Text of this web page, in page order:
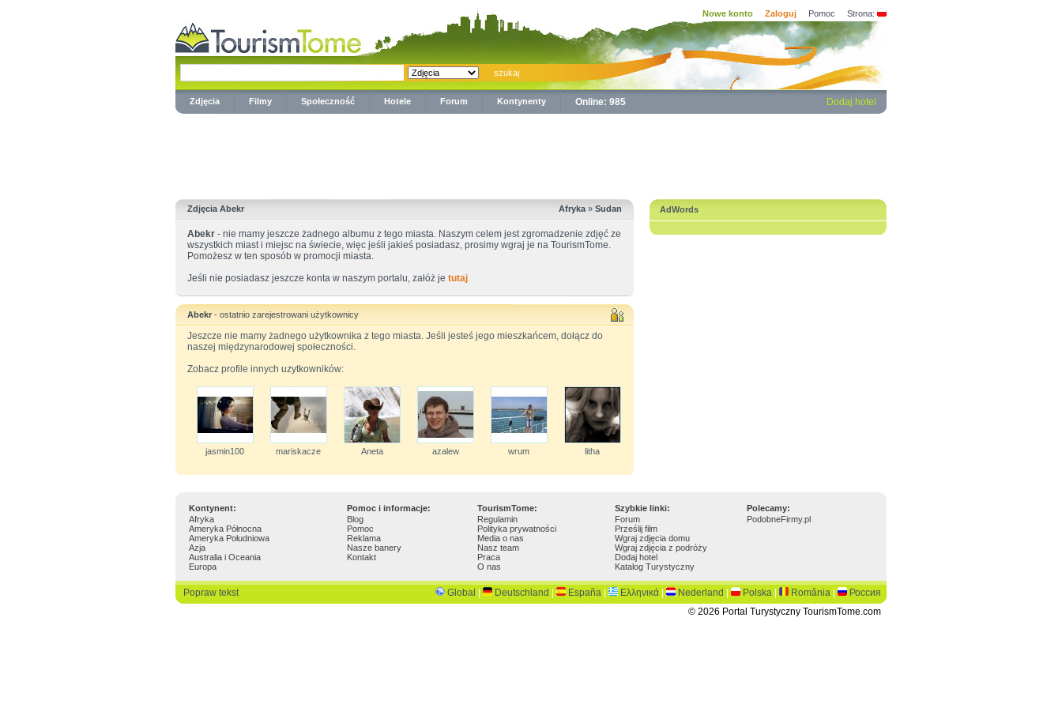
Nowe konto Zaloguj Pomoc Strona:
Zdjęcia Filmy Społeczność Hotele Forum Kontynenty Online: 985 Dodaj hotel
Zdjęcia Abekr Afryka » Sudan
Abekr - nie mamy jeszcze żadnego albumu z tego miasta. Naszym celem jest zgromadzenie zdjęć ze
wszystkich miast i miejsc na świecie, więc jeśli jakieś posiadasz, prosimy wgraj je na TourismTome.
Pomożesz w ten sposób w promocji miasta.
Jeśli nie posiadasz jeszcze konta w naszym portalu, załóż je tutaj
Abekr - ostatnio zarejestrowani użytkownicy
Jeszcze nie mamy żadnego użytkownika z tego miasta. Jeśli jesteś jego mieszkańcem, dołącz do
naszej międzynarodowej społeczności.
Zobacz profile innych uzytkowników:
jasmin100 mariskacze Aneta azalew wrum litha
AdWords
Kontynent: Pomoc i informacje: TourismTome: Szybkie linki:
Polecamy:
Afryka
Ameryka Północna
Ameryka Południowa
Azja
Australia i Oceania
Europa
Blog
Pomoc
Reklama
Nasze banery
Kontakt
Regulamin
Polityka prywatności
Media o nas
Nasz team
Praca
O nas
Forum
Prześlij film
Wgraj zdjęcia domu
Wgraj zdjęcia z podróży
Dodaj hotel
Katalog Turystyczny
PodobneFirmy.pl
Popraw tekst Global Deutschland España Ελληνικά Nederland Polska România
Россия
© 2026 Portal Turystyczny TourismTome.com